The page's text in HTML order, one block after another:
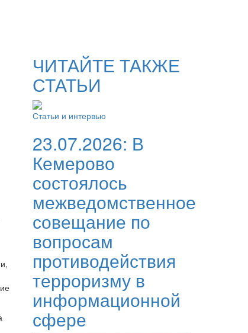
ЧИТАЙТЕ ТАКЖЕ
СТАТЬИ
Статьи и интервью
23.07.2026: В
Кемерово
состоялось
межведомственное
совещание по
вопросам
противодействия
терроризму в
информационной
сфере